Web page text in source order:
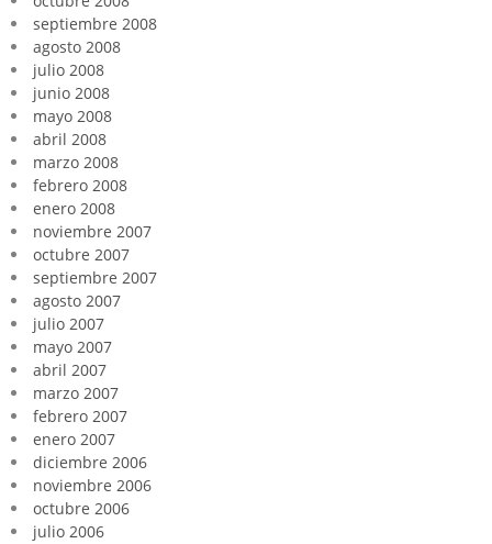
septiembre 2008
agosto 2008
julio 2008
junio 2008
mayo 2008
abril 2008
marzo 2008
febrero 2008
enero 2008
noviembre 2007
octubre 2007
septiembre 2007
agosto 2007
julio 2007
mayo 2007
abril 2007
marzo 2007
febrero 2007
enero 2007
diciembre 2006
noviembre 2006
octubre 2006
julio 2006